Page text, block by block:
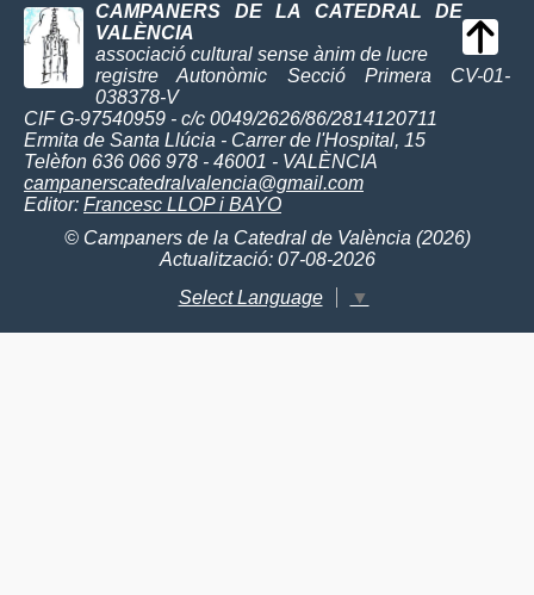
CAMPANERS DE LA CATEDRAL DE
VALÈNCIA
associació cultural sense ànim de lucre
registre Autonòmic Secció Primera CV-01-
038378-V
CIF G-97540959 - c/c 0049/2626/86/2814120711
Ermita de Santa Llúcia - Carrer de l'Hospital, 15
Telèfon 636 066 978 - 46001 - VALÈNCIA
campanerscatedralvalencia@gmail.com
Editor: Francesc LLOP i BAYO
© Campaners de la Catedral de València (2026)
Actualització: 07-08-2026
Select Language
▼